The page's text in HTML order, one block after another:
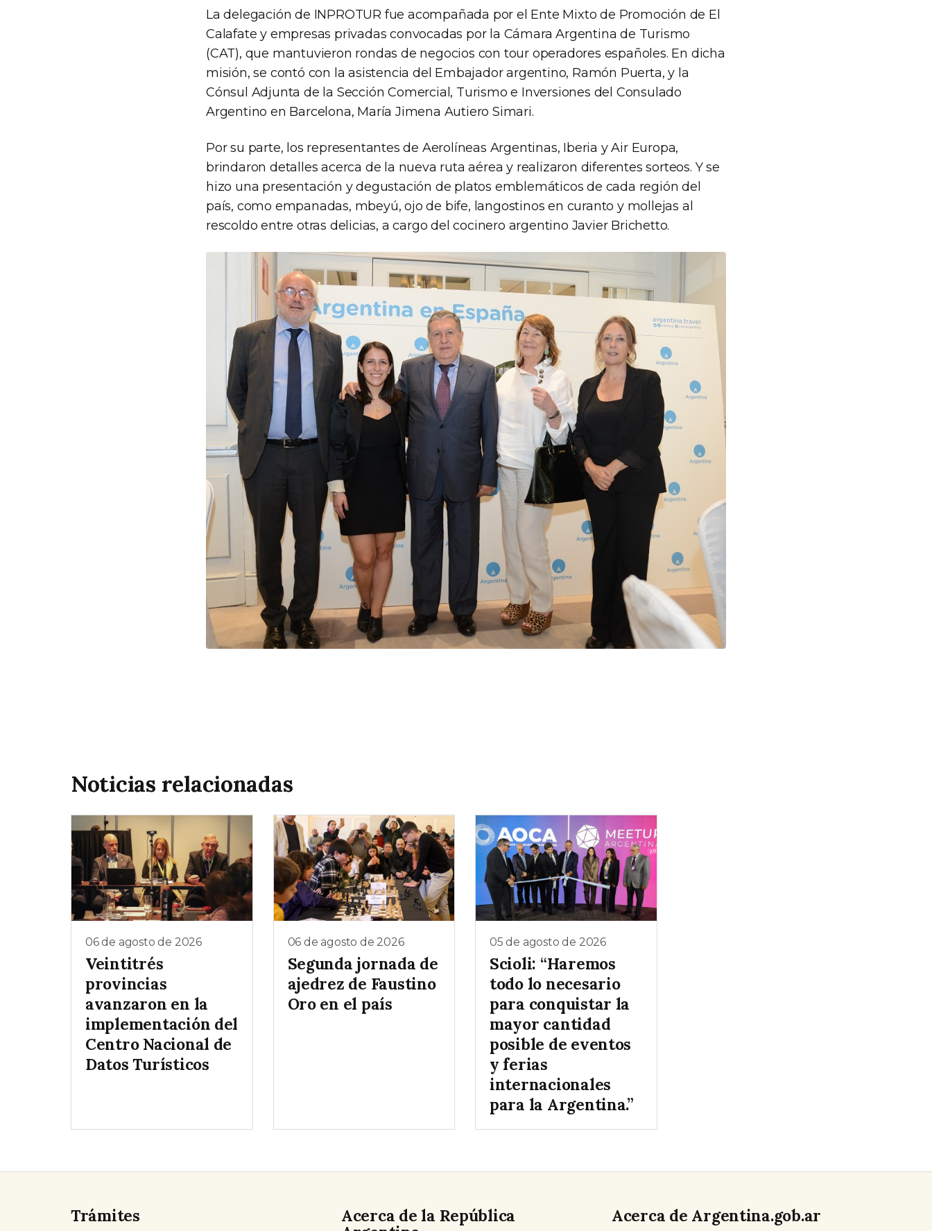
La delegación de INPROTUR fue acompañada por el Ente Mixto de Promoción de El
Calafate y empresas privadas convocadas por la Cámara Argentina de Turismo
(CAT), que mantuvieron rondas de negocios con tour operadores españoles. En dicha
misión, se contó con la asistencia del Embajador argentino, Ramón Puerta, y la
Cónsul Adjunta de la Sección Comercial, Turismo e Inversiones del Consulado
Argentino en Barcelona, María Jimena Autiero Simari.
Por su parte, los representantes de Aerolíneas Argentinas, Iberia y Air Europa,
brindaron detalles acerca de la nueva ruta aérea y realizaron diferentes sorteos. Y se
hizo una presentación y degustación de platos emblemáticos de cada región del
país, como empanadas, mbeyú, ojo de bife, langostinos en curanto y mollejas al
rescoldo entre otras delicias, a cargo del cocinero argentino Javier Brichetto.
Noticias relacionadas
06 de agosto de 2026
Veintitrés
provincias
avanzaron en la
implementación del
Centro Nacional de
Datos Turísticos
06 de agosto de 2026
Segunda jornada de
ajedrez de Faustino
Oro en el país
05 de agosto de 2026
Scioli: “Haremos
todo lo necesario
para conquistar la
mayor cantidad
posible de eventos
y ferias
internacionales
para la Argentina.”
Trámites
Acerca de la República
Acerca de Argentina.gob.ar